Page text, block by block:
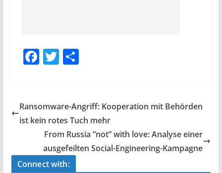
F
e
b
o
o
k
T
er
S
e
Ransomware-Angriff: Kooperation mit Behörden
ist kein rotes Tuch mehr
From Russia “not” with love: Analyse einer
ausgefeilten Social-Engineering-Kampagne
Connect with: